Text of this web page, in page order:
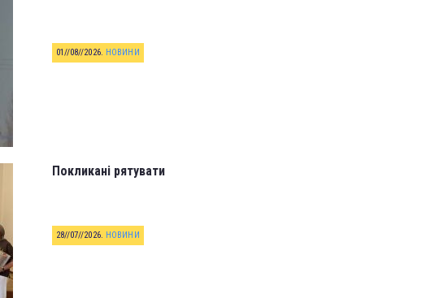
01//08//2026. НОВИНИ
Покликані рятувати
28//07//2026. НОВИНИ